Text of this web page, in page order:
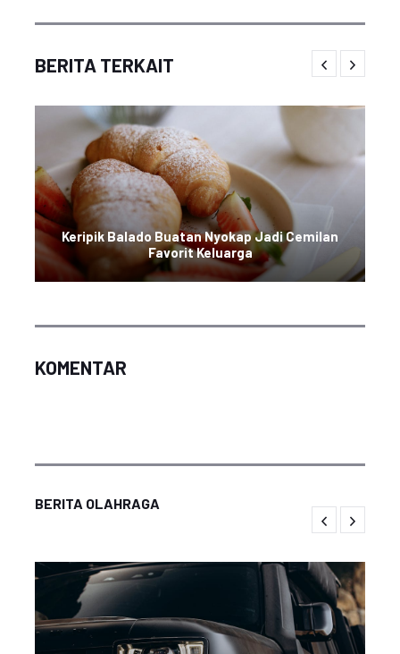
BERITA TERKAIT
Keripik Balado Buatan Nyokap Jadi Cemilan
Favorit Keluarga
KOMENTAR
BERITA OLAHRAGA